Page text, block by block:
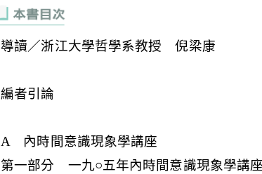
導讀／浙江大學哲學系教授 倪梁康
編者引論
A 內時間意識現象學講座
第一部分 一九○五年內時間意識現象學講座